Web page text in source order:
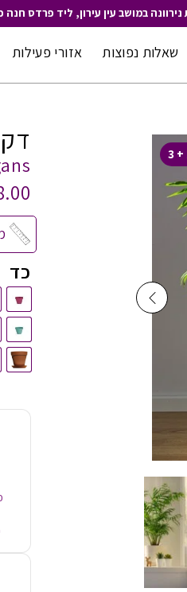
במושב עין עירון, ליד פרדס
שאלות נפוצות אזורי פעילות
כד